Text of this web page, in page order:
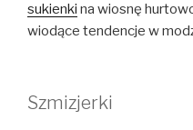
sukienki na wiosnę
wiodące tendencje w
Szmizjerki